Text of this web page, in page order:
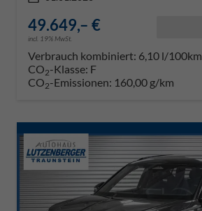
49.649,– €
incl. 19% MwSt.
Verbrauch kombiniert: 6,10 l/100km
CO2-Klasse: F
CO2-Emissionen: 160,00 g/km